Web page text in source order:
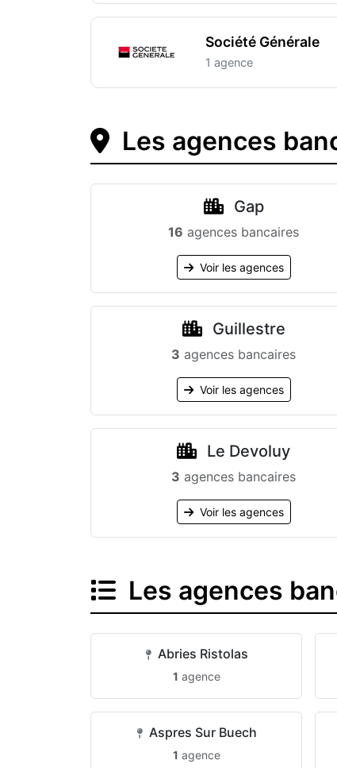
Société Générale
1 agence
Les agences
Gap
16 agences bancaires
Voir les agences
Guillestre
3 agences bancaires
Voir les agences
Le Devoluy
3 agences bancaires
Voir les agences
Les agences
Abries Ristolas
1 agence
Aspres Sur Buech
1 agence